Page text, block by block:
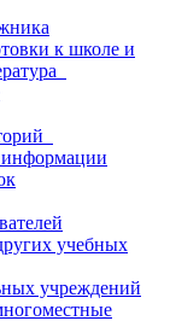
к школе и
учебных
учреждений